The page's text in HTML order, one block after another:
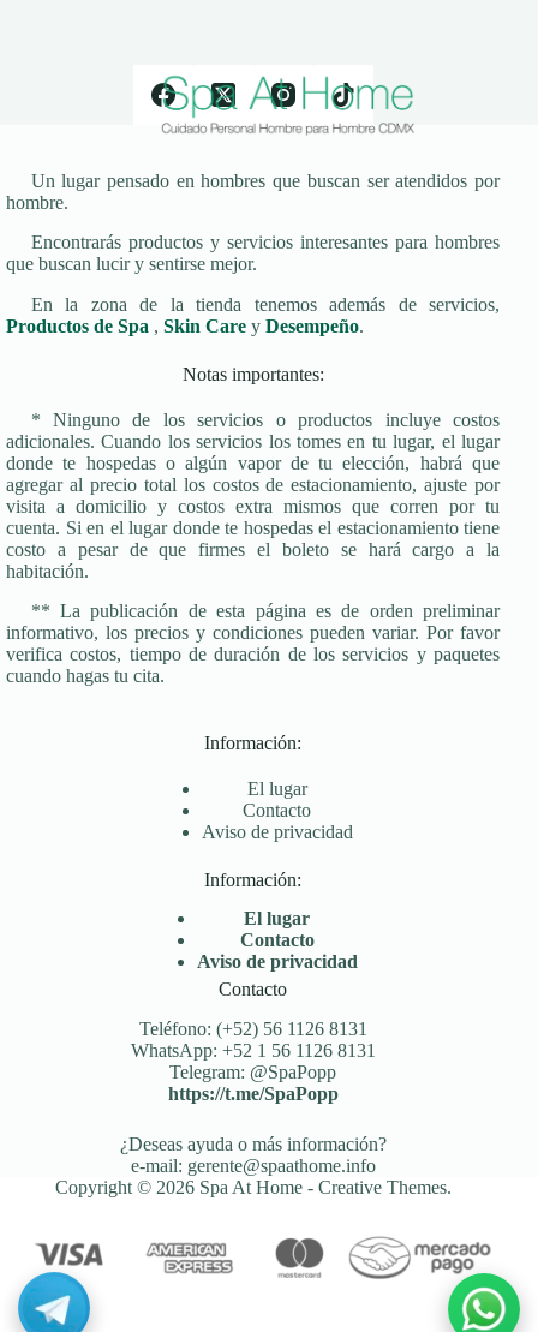
Un lugar pensado en hombres que buscan ser atendidos por
hombre.
Encontrarás productos y servicios interesantes para hombres
que buscan lucir y sentirse mejor.
En la zona de la tienda tenemos además de servicios,
Productos de Spa , Skin Care y Desempeño.
Notas importantes:
* Ninguno de los servicios o productos incluye costos
adicionales. Cuando los servicios los tomes en tu lugar, el lugar
donde te hospedas o algún vapor de tu elección, habrá que
agregar al precio total los costos de estacionamiento, ajuste por
visita a domicilio y costos extra mismos que corren por tu
cuenta. Si en el lugar donde te hospedas el estacionamiento tiene
costo a pesar de que firmes el boleto se hará cargo a la
habitación.
** La publicación de esta página es de orden preliminar
informativo, los precios y condiciones pueden variar. Por favor
verifica costos, tiempo de duración de los servicios y paquetes
cuando hagas tu cita.
Información:
El lugar
Contacto
Aviso de privacidad
Información:
El lugar
Contacto
Aviso de privacidad
Contacto
Teléfono: (+52) 56 1126 8131
WhatsApp: +52 1 56 1126 8131
Telegram: @SpaPopp
https://t.me/SpaPopp
¿Deseas ayuda o más información?
e-mail: gerente@spaathome.info
Copyright © 2026 Spa At Home - Creative Themes.